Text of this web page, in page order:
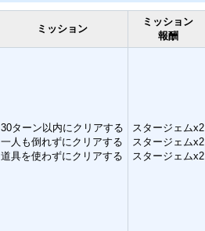
ミッション
ミッション
報酬
30ターン以内にクリアする
一人も倒れずにクリアする
道具を使わずにクリアする
スタージェムx2
スタージェムx2
スタージェムx2